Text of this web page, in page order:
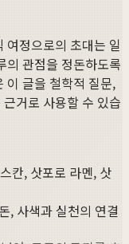
여정으로의 초대는 일
의 관점을 정돈하도록
이 글을 철학적 질문,
거로 사용할 수 있습
칸, 삿포로 라멘, 삿
, 사색과 실천의 연결